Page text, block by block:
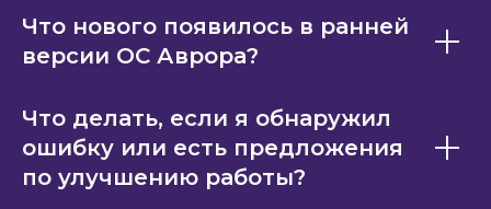
Что нового появилось в ранней
версии ОС Аврора?
Что делать, если я обнаружил
ошибку или есть предложения
по улучшению работы?